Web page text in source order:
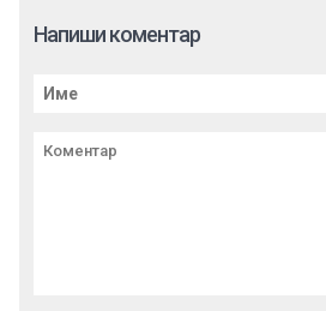
Напиши коментар